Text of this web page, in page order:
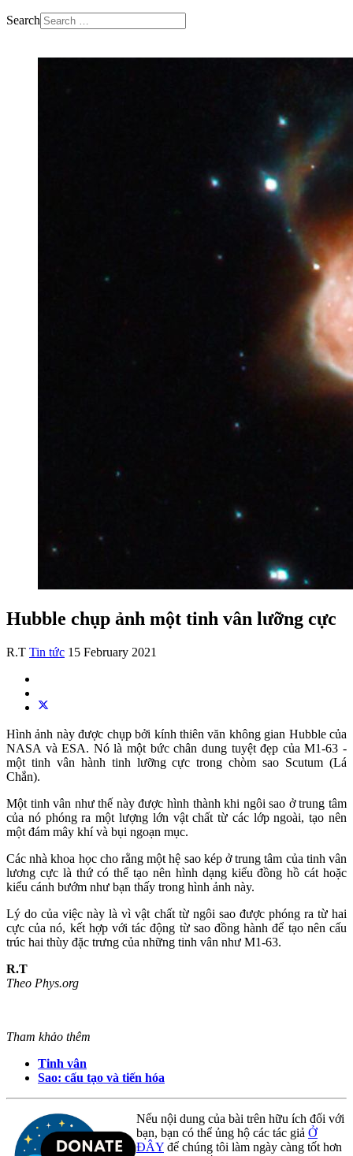
Search
Hubble chụp ảnh một tinh vân lưỡng cực
R.T Tin tức 15 February 2021
Hình ảnh này được chụp bởi kính thiên văn không gian Hubble của
NASA và ESA. Nó là một bức chân dung tuyệt đẹp của M1-63 -
một tinh vân hành tinh lưỡng cực trong chòm sao Scutum (Lá
Chắn).
Một tinh vân như thế này được hình thành khi ngôi sao ở trung tâm
của nó phóng ra một lượng lớn vật chất từ các lớp ngoài, tạo nên
một đám mây khí và bụi ngoạn mục.
Các nhà khoa học cho rằng một hệ sao kép ở trung tâm của tinh vân
lương cực là thứ có thể tạo nên hình dạng kiểu đồng hồ cát hoặc
kiểu cánh bướm như bạn thấy trong hình ảnh này.
Lý do của việc này là vì vật chất từ ngôi sao được phóng ra từ hai
cực của nó, kết hợp với tác động từ sao đồng hành để tạo nên cấu
trúc hai thùy đặc trưng của những tinh vân như M1-63.
R.T
Theo Phys.org
Tham khảo thêm
Tinh vân
Sao: cấu tạo và tiến hóa
Nếu nội dung của bài trên hữu ích đối với
bạn, bạn có thể ủng hộ các tác giả Ở
ĐÂY để chúng tôi làm ngày càng tốt hơn